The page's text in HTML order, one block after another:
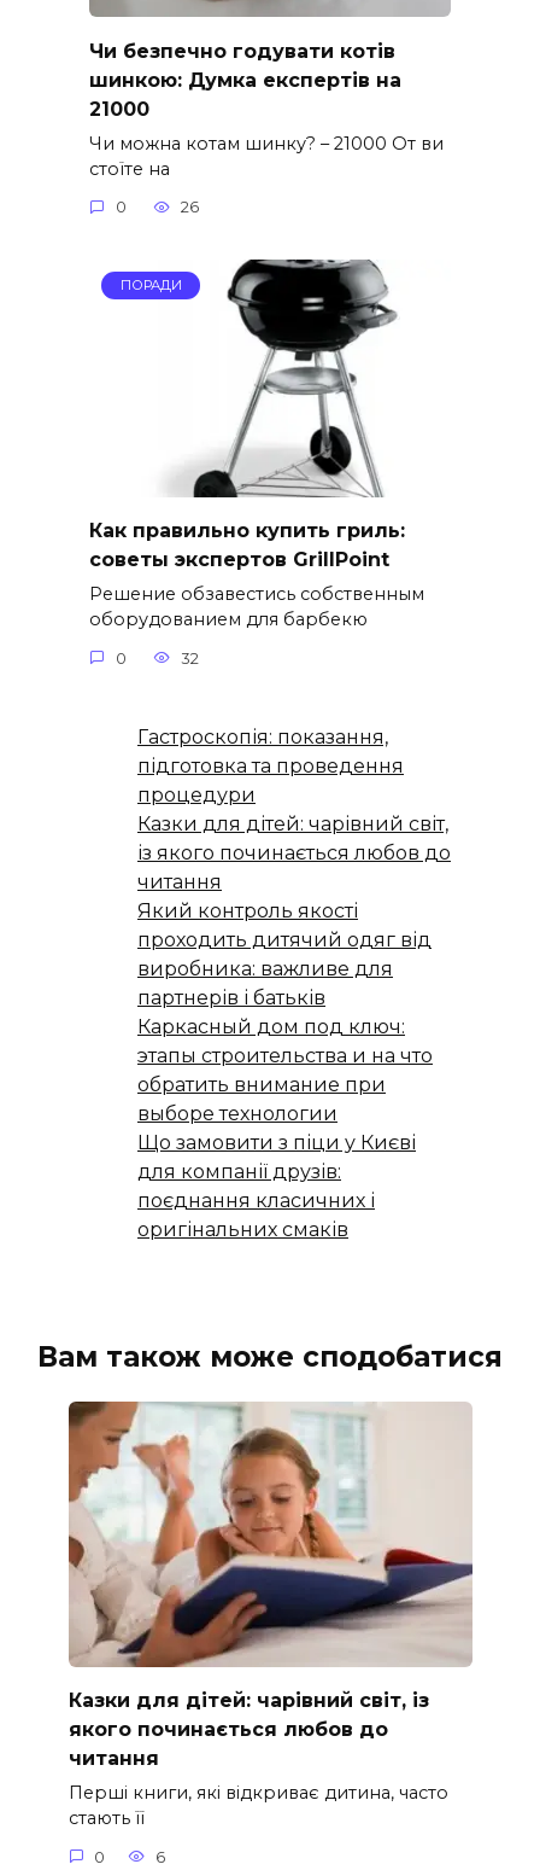
Чи безпечно годувати котів
шинкою: Думка експертів на
21000
Чи можна котам шинку? – 21000 От ви
стоїте на
0 26
ПОРАДИ
Как правильно купить гриль:
советы экспертов GrillPoint
Решение обзавестись собственным
оборудованием для барбекю
0 32
Гастроскопія: показання,
підготовка та проведення
процедури
Казки для дітей: чарівний світ,
із якого починається любов до
читання
Який контроль якості
проходить дитячий одяг від
виробника: важливе для
партнерів і батьків
Каркасный дом под ключ:
этапы строительства и на что
обратить внимание при
выборе технологии
Що замовити з піци у Києві
для компанії друзів:
поєднання класичних і
оригінальних смаків
Вам також може сподобатися
Казки для дітей: чарівний світ, із
якого починається любов до
читання
Перші книги, які відкриває дитина, часто
стають її
0 6